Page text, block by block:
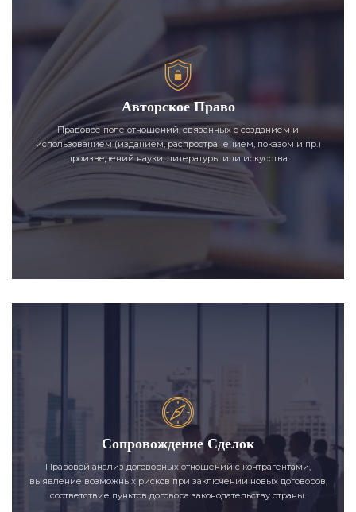
Авторское Право
Правовое поле отношений, связанных с созданием и
использованием (изданием, распространением, показом и пр.)
произведений науки, литературы или искусства.
Сопровождение Сделок
Правовой анализ договорных отношений с контрагентами,
выявление возможных рисков при заключении новых договоров,
соответствие пунктов договора законодательству страны.